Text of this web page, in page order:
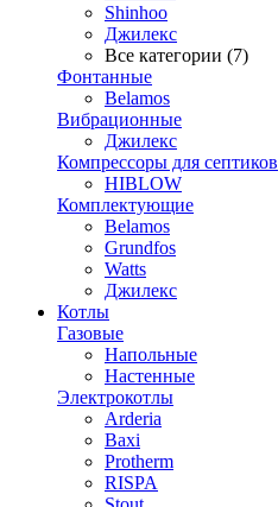
Shinhoo
Джилекс
Все категории (7)
Фонтанные
Belamos
Вибрационные
Джилекс
Компрессоры для септиков
HIBLOW
Комплектующие
Belamos
Grundfos
Watts
Джилекс
Котлы
Газовые
Напольные
Настенные
Электрокотлы
Arderia
Baxi
Protherm
RISPA